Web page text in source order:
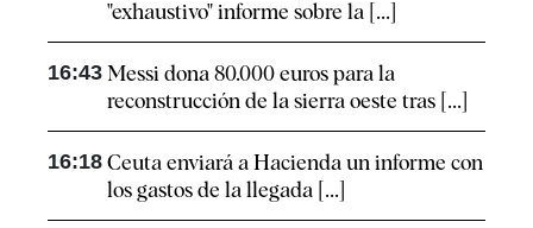
"exhaustivo" informe sobre la [...]
16:43 Messi dona 80.000 euros para la
reconstrucción de la sierra oeste tras [...]
16:18 Ceuta enviará a Hacienda un informe con
los gastos de la llegada [...]